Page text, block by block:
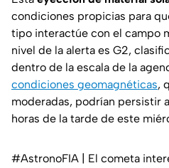
condiciones propicias para
tipo interactúe con el campo
nivel de la alerta es G2,
dentro de la escala de la
condiciones geomagnéticas,
moderadas, podrían persistir
horas de la tarde de este
#AstronoFIA | El cometa